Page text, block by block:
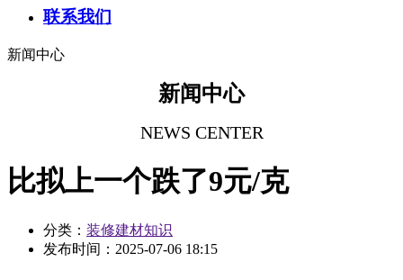
联系我们
新闻中心
新闻中心
NEWS CENTER
比拟上一个跌了9元/克
分类： 装修建材知识
发布时间： 2025-07-06 18:15